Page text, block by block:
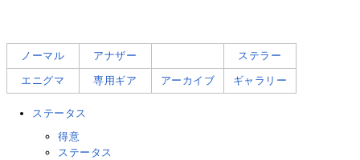
ノーマル アナザー ステラー
エニグマ 専用ギア アーカイブ ギャラリー
ステータス
得意
ステータス